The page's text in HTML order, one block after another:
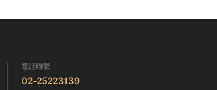
電話聯繫
02-25223139